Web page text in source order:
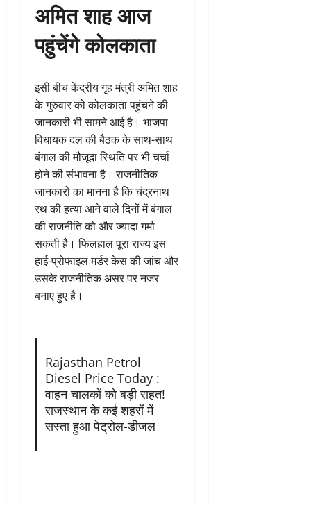
अमित शाह आज
पहुंचेंगे कोलकाता
इसी बीच केंद्रीय गृह मंत्री अमित शाह
के गुरुवार को कोलकाता पहुंचने की
जानकारी भी सामने आई है। भाजपा
विधायक दल की बैठक के साथ-साथ
बंगाल की मौजूदा स्थिति पर भी चर्चा
होने की संभावना है। राजनीतिक
जानकारों का मानना है कि चंद्रनाथ
रथ की हत्या आने वाले दिनों में बंगाल
की राजनीति को और ज्यादा गर्मा
सकती है। फिलहाल पूरा राज्य इस
हाई-प्रोफाइल मर्डर केस की जांच और
उसके राजनीतिक असर पर नजर
बनाए हुए है।
Rajasthan Petrol
Diesel Price Today :
वाहन चालकों को बड़ी राहत!
राजस्थान के कई शहरों में
सस्ता हुआ पेट्रोल-डीजल